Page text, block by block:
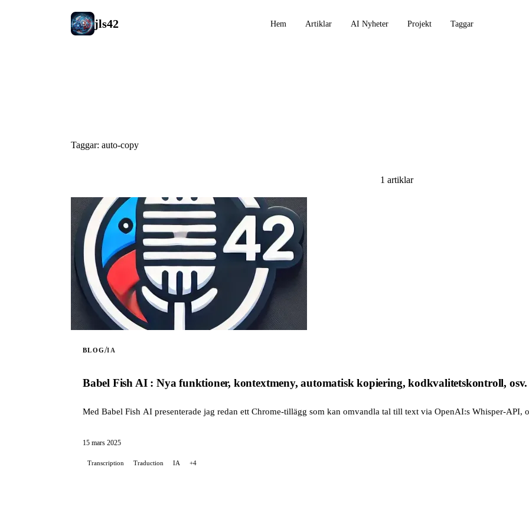
jls42 Hem Artiklar AI Nyheter Projekt Taggar
Taggar: auto-copy
1 artiklar
BLOG/IA
Babel Fish AI : Nya funktioner, kontextmeny, automatisk kopiering, kodkvalitetskontroll, osv.
Med Babel Fish AI presenterade jag redan ett Chrome‑tillägg som kan omvandla tal till text via OpenAI:s Whisper‑API,
15 mars 2025
Transcription Traduction IA +4